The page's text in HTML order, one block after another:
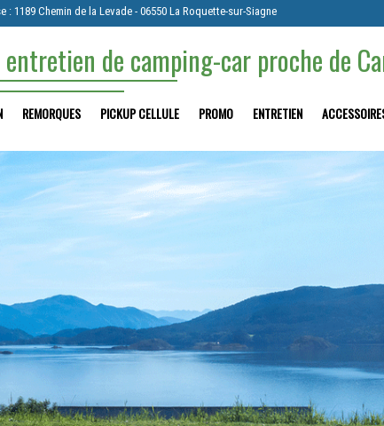
: 1189 Chemin de la Levade - 06550 La Roquette-sur-Siagne
de camping-car proche de
REMORQUES PICKUP CELLULE PROMO ENTRETIEN